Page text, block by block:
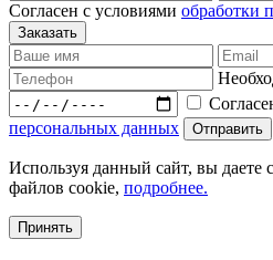
Согласен с условиями обработки
персональных данных
Используя данный сайт, вы даете
файлов cookie, подробнее.
Принять